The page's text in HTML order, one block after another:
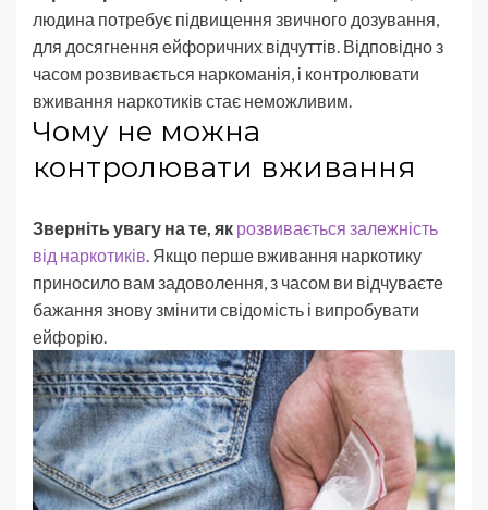
людина потребує підвищення звичного дозування,
для досягнення ейфоричних відчуттів. Відповідно з
часом розвивається наркоманія, і контролювати
вживання наркотиків стає неможливим.
Чому не можна
контролювати вживання
Зверніть увагу на те, як розвивається залежність
від наркотиків. Якщо перше вживання наркотику
приносило вам задоволення, з часом ви відчуваєте
бажання знову змінити свідомість і випробувати
ейфорію.